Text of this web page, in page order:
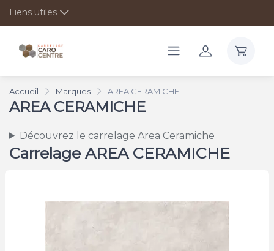
Liens utiles
Accueil Marques AREA CERAMICHE
AREA CERAMICHE
Découvrez le carrelage Area Ceramiche
Carrelage AREA CERAMICHE